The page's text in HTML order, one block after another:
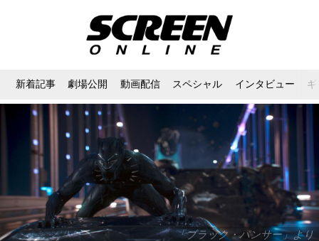
新着記事 劇場公開 動画配信 スペシャル インタビュー
「ブラック・パンサー」より